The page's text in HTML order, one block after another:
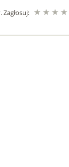
Zagłosuj: